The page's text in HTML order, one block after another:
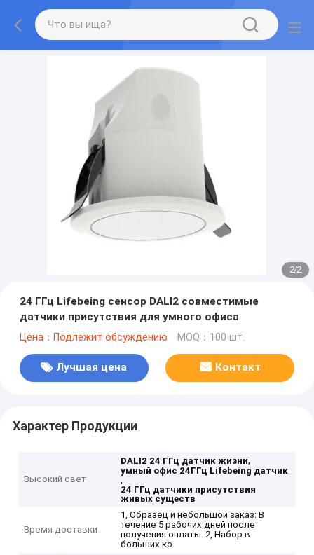
2/2
24 ГГц Lifebeing сенсор DALI2 совместимые
датчики присутствия для умного офиса
Цена：Подлежит обсуждению MOQ：100 шт.
Лучшая цена Контакт
Характер Продукции
Высокий свет
DALI2 24 ГГц датчик жизни,
умный офис 24ГГц Lifebeing датчик
,
24 ГГц датчики присутствия
живых существ
Время доставки
1, Образец и небольшой заказ: В
течение 5 рабочих дней после
получения оплаты. 2, Набор в
больших ко